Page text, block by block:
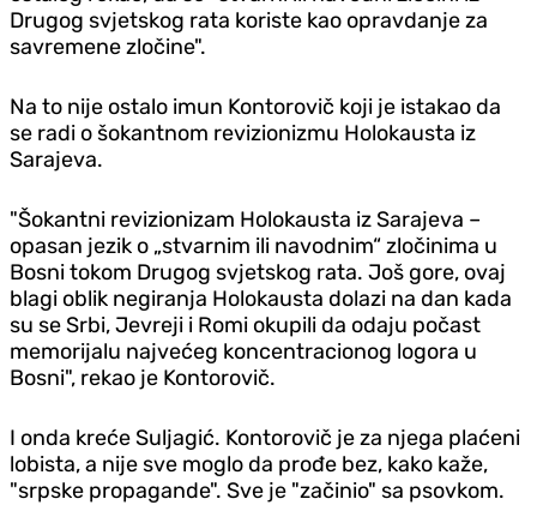
Drugog svjetskog rata koriste kao opravdanje za
savremene zločine".
Na to nije ostalo imun Kontorovič koji je istakao da
se radi o šokantnom revizionizmu Holokausta iz
Sarajeva.
"Šokantni revizionizam Holokausta iz Sarajeva –
opasan jezik o „stvarnim ili navodnim“ zločinima u
Bosni tokom Drugog svjetskog rata. Još gore, ovaj
blagi oblik negiranja Holokausta dolazi na dan kada
su se Srbi, Jevreji i Romi okupili da odaju počast
memorijalu najvećeg koncentracionog logora u
Bosni", rekao je Kontorovič.
I onda kreće Suljagić. Kontorovič je za njega plaćeni
lobista, a nije sve moglo da prođe bez, kako kaže,
"srpske propagande". Sve je "začinio" sa psovkom.